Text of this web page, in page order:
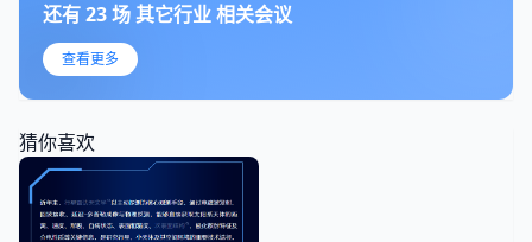
还有23场 其它行业相关会议
查看更多
猜你喜欢